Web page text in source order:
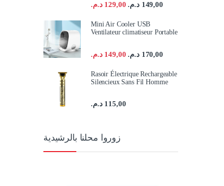
129,00 د.م. 149,00 د.م.
Mini Air Cooler USB
Ventilateur climatiseur Portable
149,00 د.م. 170,00 د.م.
Rasoir Électrique Rechargeable
Silencieux Sans Fil Homme
115,00 د.م.
زوروا محلنا بالرشيدية